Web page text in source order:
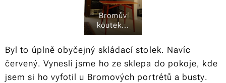
Bromův
koutek...
Byl to úplně obyčejný skládací stolek. Navíc
červený. Vynesli jsme ho ze sklepa do pokoje, kde
jsem si ho vyfotil u Bromových portrétů a busty.